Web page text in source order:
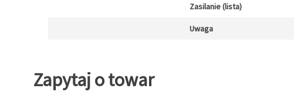
Zasilanie (lista)
Uwaga
Zapytaj o towar
Zapytaj o towar